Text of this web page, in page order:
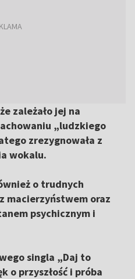
zależało jej na
„ludzkiego
zrezygnowała z
wokalu.
o trudnych
macierzyństwem oraz
psychicznym i
singla „Daj to
o przyszłość i próba